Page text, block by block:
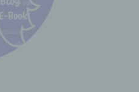
für die
die Verarbeitung